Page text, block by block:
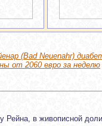
(Bad Neuenahr)
от 2060 евро за неделю
Рейна, в живописной